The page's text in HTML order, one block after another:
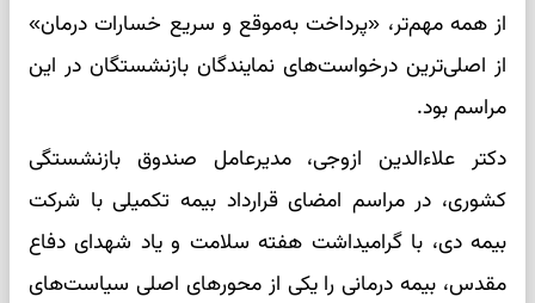
از همه مهم‌تر، «پرداخت به‌موقع و سریع خسارات درمان»
از اصلی‌ترین درخواست‌های نمایندگان بازنشستگان در این
مراسم بود.
دکتر علاءالدین ازوجی، مدیرعامل صندوق بازنشستگی
کشوری، در مراسم امضای قرارداد بیمه تکمیلی با شرکت
بیمه دی، با گرامیداشت هفته سلامت و یاد شهدای دفاع
مقدس، بیمه درمانی را یکی از محورهای اصلی سیاست‌های